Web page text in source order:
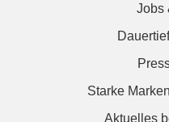
Jobs
Starke
Aktuelles